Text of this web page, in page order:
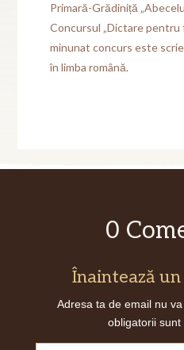
Primară-Grădiniță
Concursul „Dictare pentru
minunat concurs este
în limba română.
0
Înaintează
Adresa ta de email nu
obligatorii sunt